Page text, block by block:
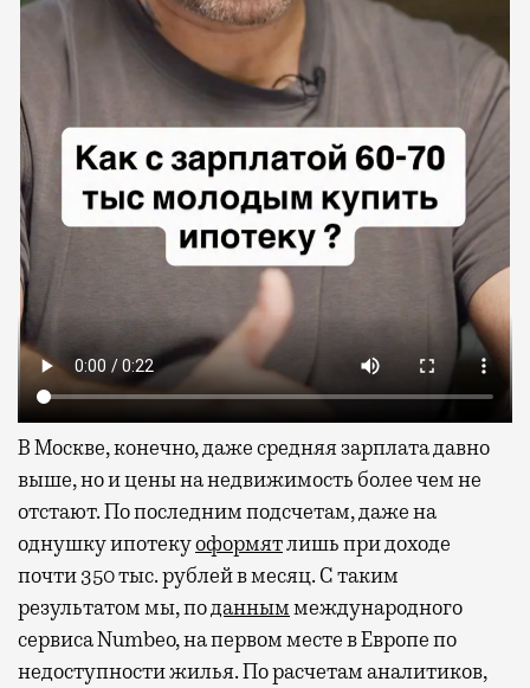
В Москве, конечно, даже средняя зарплата давно
выше, но и цены на недвижимость более чем не
отстают. По последним подсчетам, даже на
однушку ипотекуоформятлишь при доходе
почти 350 тыс. рублей в месяц. С таким
результатом мы, поданныммеждународного
сервиса Numbeo, на первом месте в Европе по
недоступности жилья. По расчетам аналитиков,